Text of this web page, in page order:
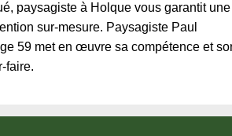
paysagiste à Holque vous garantit une
sur-mesure. Paysagiste Paul
59 met en œuvre sa compétence et
faire.